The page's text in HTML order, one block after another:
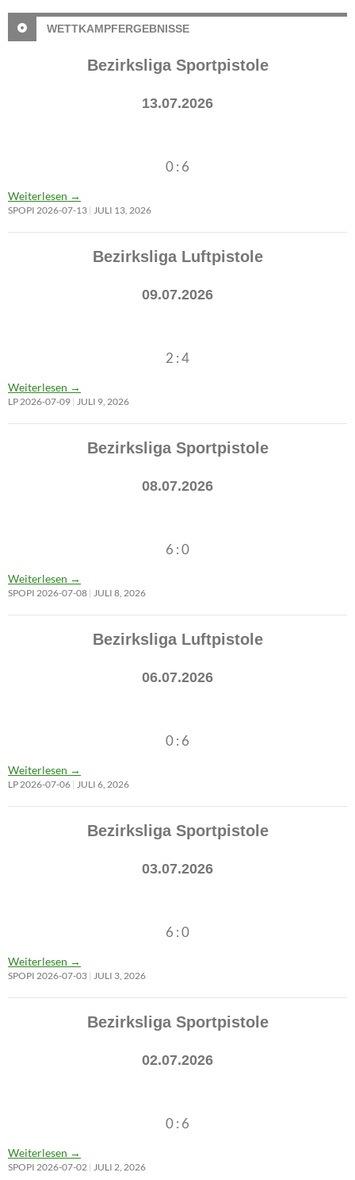
WETTKAMPFERGEBNISSE
Bezirksliga Sportpistole
13.07.2026
0 : 6
Weiterlesen →
SPOPI 2026-07-13 JULI 13, 2026
Bezirksliga Luftpistole
09.07.2026
2 : 4
Weiterlesen →
LP 2026-07-09 JULI 9, 2026
Bezirksliga Sportpistole
08.07.2026
6 : 0
Weiterlesen →
SPOPI 2026-07-08 JULI 8, 2026
Bezirksliga Luftpistole
06.07.2026
0 : 6
Weiterlesen →
LP 2026-07-06 JULI 6, 2026
Bezirksliga Sportpistole
03.07.2026
6 : 0
Weiterlesen →
SPOPI 2026-07-03 JULI 3, 2026
Bezirksliga Sportpistole
02.07.2026
0 : 6
Weiterlesen →
SPOPI 2026-07-02 JULI 2, 2026